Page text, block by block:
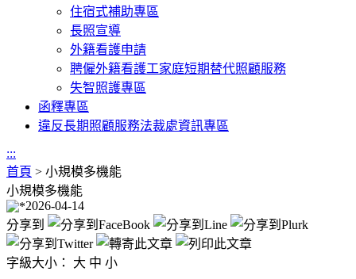
住宿式補助專區
長照宣導
外籍看護申請
聘僱外籍看護工家庭短期替代照顧服務
失智照護專區
函釋專區
違反長期照顧服務法裁處資訊專區
:::
首頁 > 小規模多機能
小規模多機能
2026-04-14
分享到
字級大小： 大 中 小